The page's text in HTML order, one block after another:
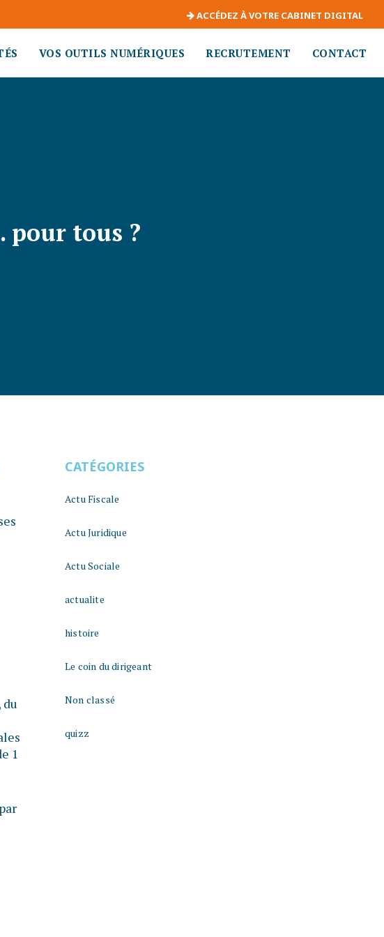
ACCÉDEZ À VOTRE CABINET DIGITAL
VOS OUTILS NUMÉRIQUES RECRUTEMENT CONTACT
pour tous ?
1
CATÉGORIES
Actu Fiscale
Actu Juridique
Actu Sociale
actualite
histoire
Le coin du dirigeant
Non classé
quizz